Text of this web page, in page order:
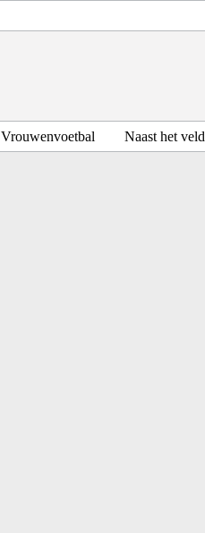
Vrouwenvoetbal Naast het veld